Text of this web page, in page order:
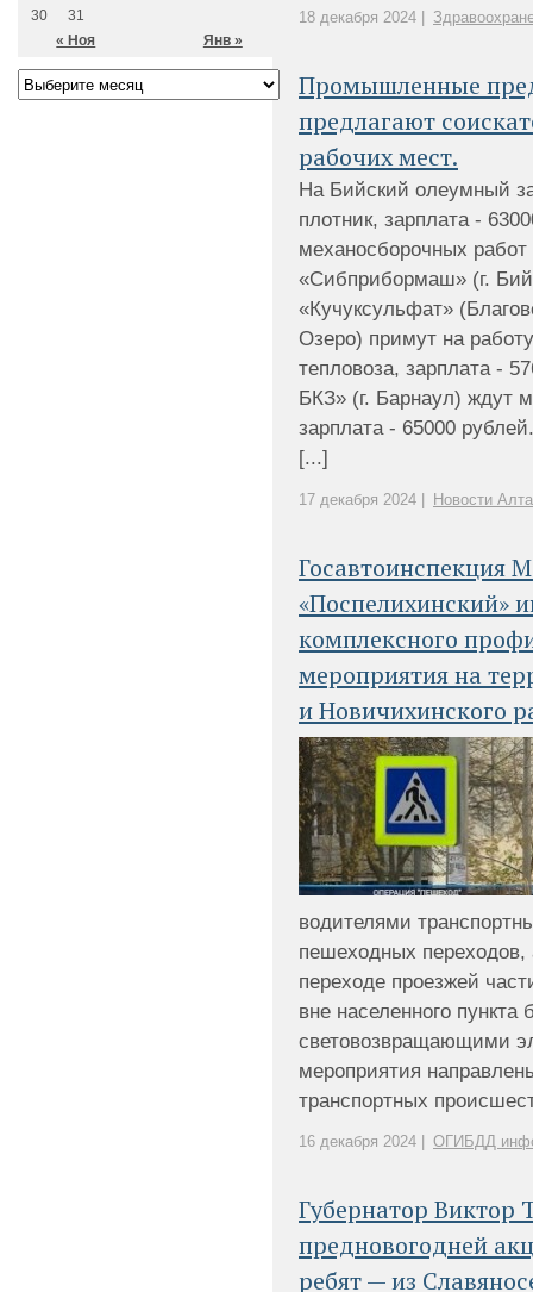
18 декабря 2024 |
Промышленные
предлагают
рабочих мест.
На Бийский олеумный
плотник, зарплата -
механосборочных
«Сибприбормаш» (г.
«Кучуксульфат»
Озеро) примут на
тепловоза, зарплата -
БКЗ» (г. Барнаул) ждут
зарплата - 65000
[...]
17 декабря 2024 | Новости
Госавтоинспекция
«Поспелихинский»
комплексного
мероприятия на
и Новичихинского
водителями
пешеходных
переходе проезжей
вне населенного пункта
световозвращающими
мероприятия
транспортных
16 декабря 2024 | ОГИБДД
Губернатор Виктор
предновогодней
ребят — из
« Ноя Янв »
30
31